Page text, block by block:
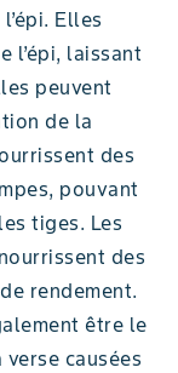
Elles
l’épi, laissant
peuvent
de la
des
pouvant
tiges. Les
des
rendement.
être le
causées